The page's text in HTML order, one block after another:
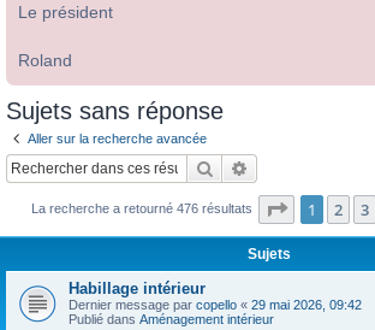
Le président
Roland
Sujets sans réponse
Aller sur la recherche avancée
Rechercher
La recherche a retourné 476 résultats Page 1sur10
1 2 3
Sujets
Habillage intérieur
Dernier message par copello « 29 mai 2026, 09:42
Publié dans Aménagement intérieur